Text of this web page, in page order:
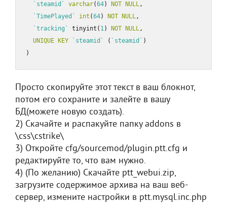
`steamid`
varchar(64) NOT NULL,
`TimePlayed`
int (64) NOT NULL,
`tracking`
tinyint( 1) NOT NULL,
UNIQUE
KEY `steamid` ( `steamid` )
)
Просто скопируйте этот текст в ваш блокнот,
потом его сохраните и залейте в вашу
БД(можете новую создать).
2) Скачайте и распакуйте папку addons в
\css\cstrike\
3) Откройте cfg/sourcemod/plugin.ptt.cfg и
редактируйте то, что вам нужно.
4) (По желанию) Скачайте ptt_webui.zip,
загрузите содержимое архива на ваш веб-
сервер, измените настройки в ptt.mysql.inc.php